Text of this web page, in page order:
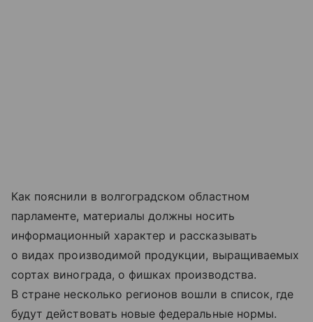
Как пояснили в волгоградском областном
парламенте, материалы должны носить
информационный характер и рассказывать
о видах производимой продукции, выращиваемых
сортах винограда, о фишках производства.
В стране несколько регионов вошли в список, где
будут действовать новые федеральные нормы.